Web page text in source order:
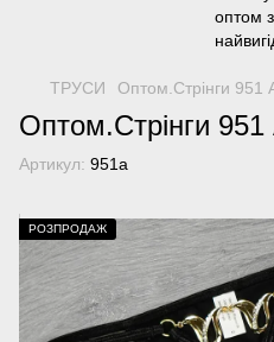
ТРУСИ Оптом.Стрінги 951
Оптом.Стрінги 951
Артикул: 951а
РОЗПРОДАЖ